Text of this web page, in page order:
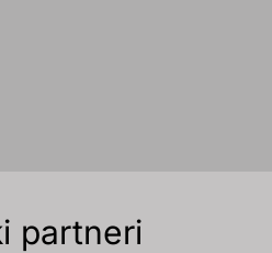
partneri